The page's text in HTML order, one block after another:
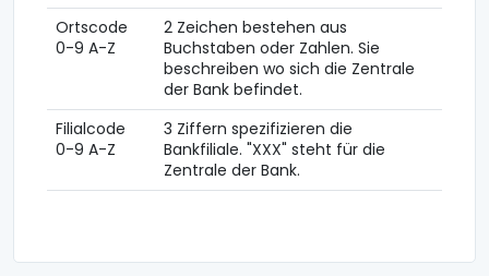
Ortscode
0-9 A-Z
2 Zeichen bestehen aus
Buchstaben oder Zahlen. Sie
beschreiben wo sich die Zentrale
der Bank befindet.
Filialcode
0-9 A-Z
3 Ziffern spezifizieren die
Bankfiliale. "XXX" steht für die
Zentrale der Bank.